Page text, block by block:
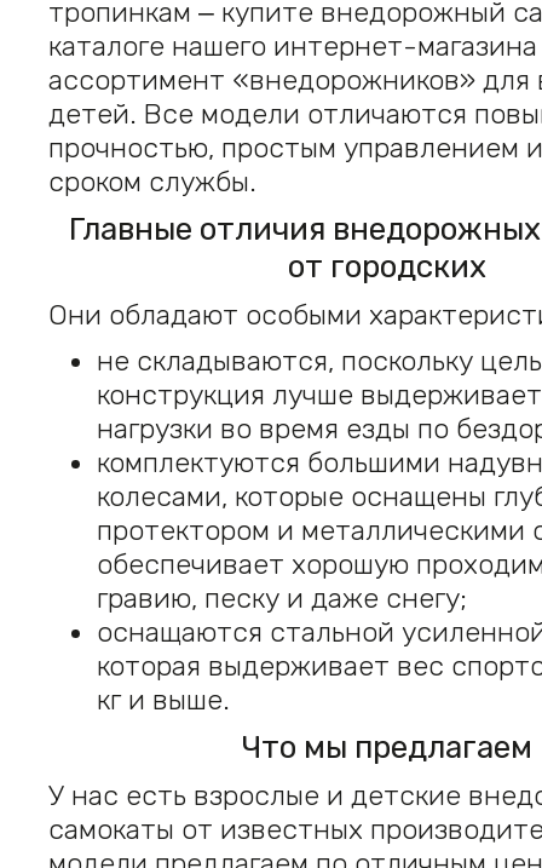
тропинкам ‒ купите внедорожный
каталоге нашего интернет-
ассортимент «внедорожников» для
детей. Все модели отличаются
прочностью, простым управлением
сроком службы.
Главные отличия
от городских
Они обладают особыми
не складываются, поскольку
конструкция лучше
нагрузки во время езды по
комплектуются большими
колесами, которые оснащены
протектором и металлическими
обеспечивает хорошую
гравию, песку и даже снегу;
оснащаются стальной
которая выдерживает вес
кг и выше.
Что мы предлагаем
У нас есть взрослые и детские
самокаты от известных